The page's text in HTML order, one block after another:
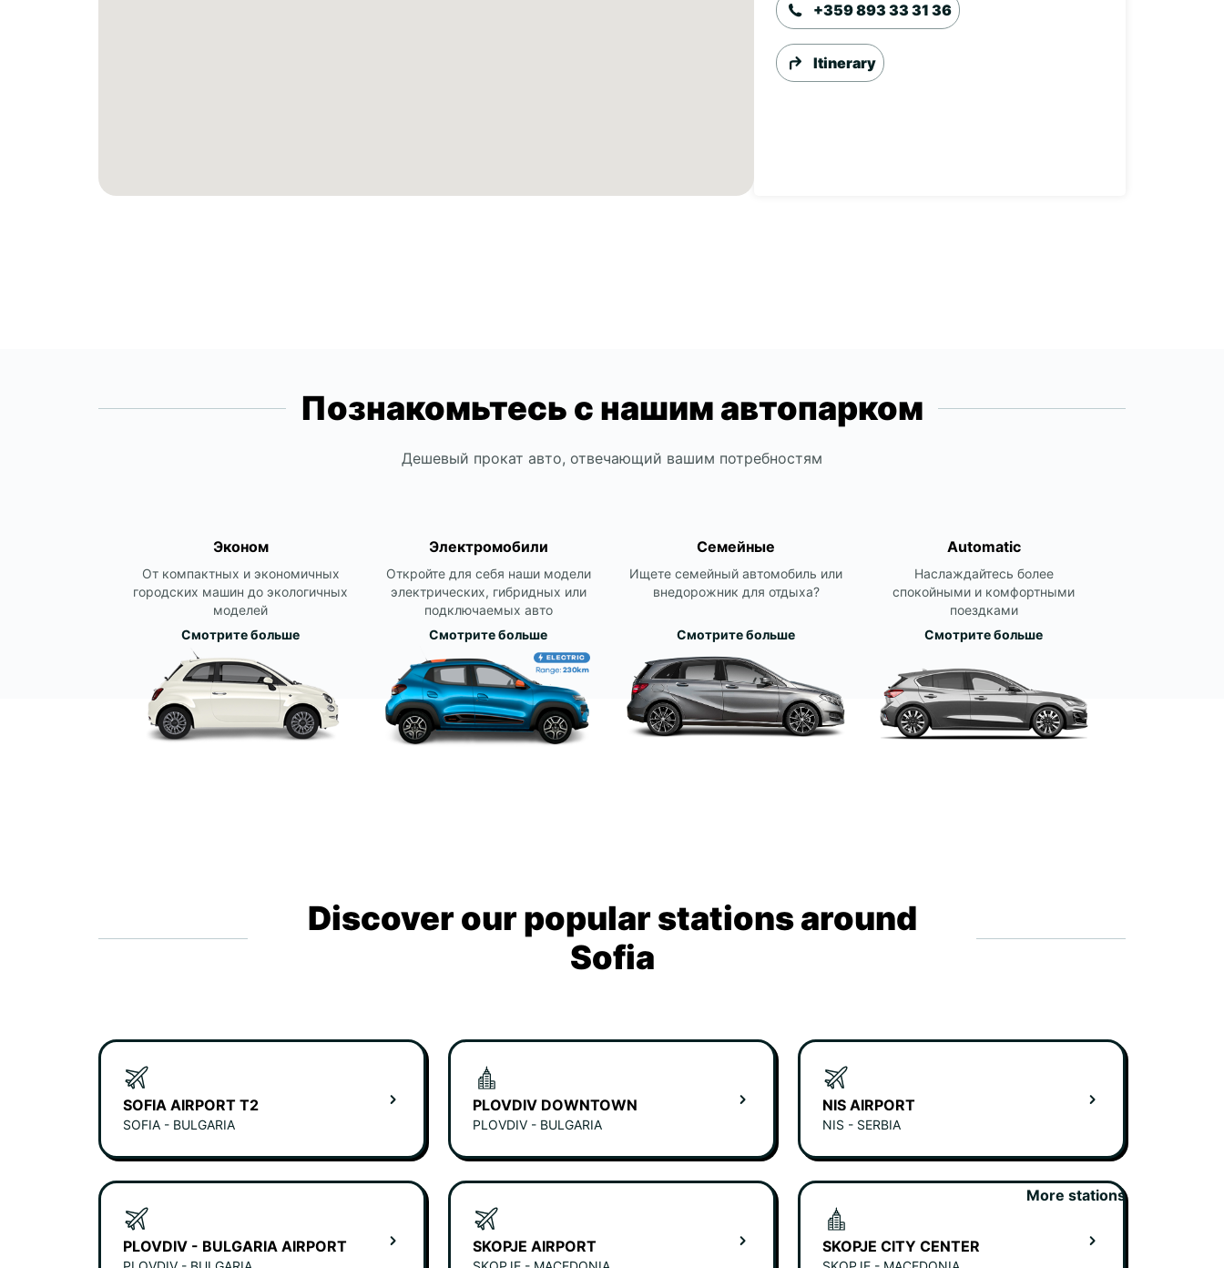
+359 893 33 31 36
Itinerary
Познакомьтесь с нашим автопарком
Дешевый прокат авто, отвечающий вашим потребностям
Эконом
От компактных и экономичных
городских машин до экологичных
моделей
Смотрите больше
Электромобили
Откройте для себя наши модели
электрических, гибридных или
подключаемых авто
Смотрите больше
Семейные
Ищете семейный автомобиль или
внедорожник для отдыха?
Смотрите больше
Automatic
Наслаждайтесь более
спокойными и комфортными
поездками
Смотрите больше
Discover our popular stations around
Sofia
SOFIA AIRPORT T2
SOFIA - BULGARIA
PLOVDIV DOWNTOWN
PLOVDIV - BULGARIA
NIS AIRPORT
NIS - SERBIA
PLOVDIV - BULGARIA AIRPORT SKOPJE AIRPORT SKOPJE CITY CENTER
More stations